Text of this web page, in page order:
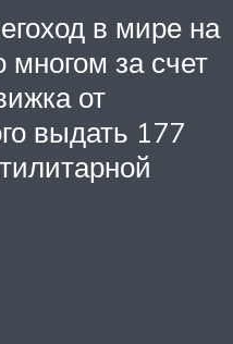
в мире на
за счет
от
выдать 177